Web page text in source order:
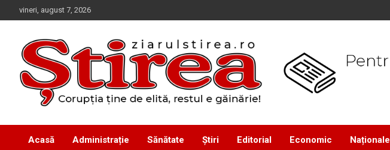
to
vineri, august 7, 2026
Ziarul Știrea
Acasă Administrație Sănătate Știri Editorial Economic Naționale